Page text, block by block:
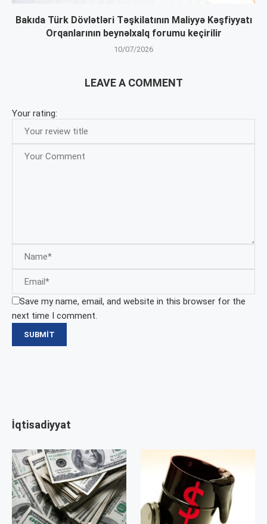
Bakıda Türk Dövlətləri Təşkilatının Maliyyə Kəşfiyyatı
Orqanlarının beynəlxalq forumu keçirilir
10/07/2026
LEAVE A COMMENT
Your rating:
Save my name, email, and website in this browser for the
next time I comment.
İqtisadiyyat